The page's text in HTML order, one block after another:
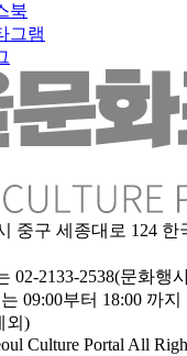
북
그램
중구 세종대로 124 한
02-2133-2538(문화행
09:00부터 18:00 까
외)
Culture Portal All